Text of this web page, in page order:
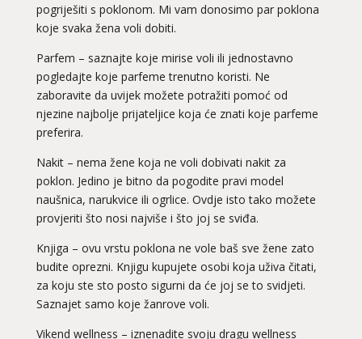
pogriješiti s poklonom. Mi vam donosimo par poklona
koje svaka žena voli dobiti.
Parfem – saznajte koje mirise voli ili jednostavno
pogledajte koje parfeme trenutno koristi. Ne
zaboravite da uvijek možete potražiti pomoć od
njezine najbolje prijateljice koja će znati koje parfeme
preferira.
Nakit – nema žene koja ne voli dobivati nakit za
poklon. Jedino je bitno da pogodite pravi model
naušnica, narukvice ili ogrlice. Ovdje isto tako možete
provjeriti što nosi najviše i što joj se sviđa.
Knjiga – ovu vrstu poklona ne vole baš sve žene zato
budite oprezni. Knjigu kupujete osobi koja uživa čitati,
za koju ste sto posto sigurni da će joj se to svidjeti.
Saznajet samo koje žanrove voli.
Vikend wellness – iznenadite svoju dragu wellness